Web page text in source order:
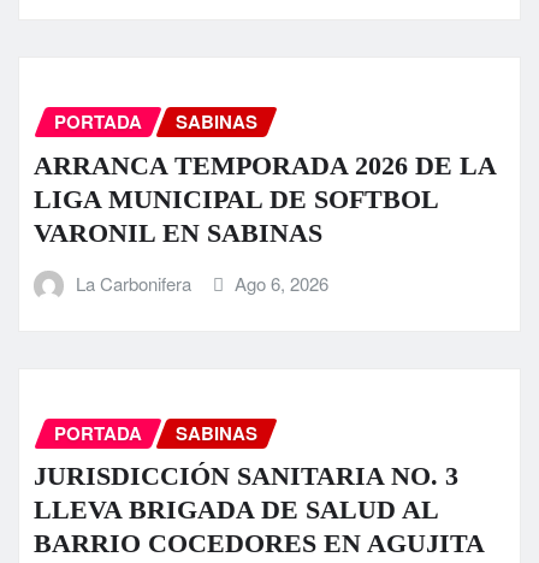
PORTADA SABINAS
ARRANCA TEMPORADA 2026 DE LA
LIGA MUNICIPAL DE SOFTBOL
VARONIL EN SABINAS
La Carbonifera Ago 6, 2026
PORTADA SABINAS
JURISDICCIÓN SANITARIA NO. 3
LLEVA BRIGADA DE SALUD AL
BARRIO COCEDORES EN AGUJITA